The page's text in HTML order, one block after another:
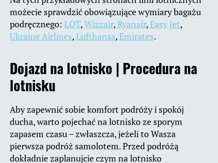
możecie sprawdzić obowiązujące wymiary bagażu
podręcznego: LOT,Wizzair,Ryanair,Easy Jet,
Ukraine Airlines,Lufthansa,Emirates.
Dojazd na lotnisko | Procedura na
lotnisku
Aby zapewnić sobie komfort podróży i spokój
ducha, warto pojechać na lotnisko ze sporym
zapasem czasu – zwłaszcza, jeżeli to Wasza
pierwsza podróż samolotem. Przed podróżą
dokładnie zaplanujcie czym na lotnisko